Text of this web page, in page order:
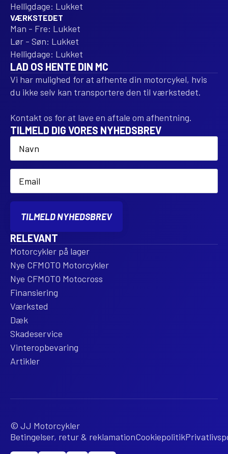
Helligdage: Lukket
VÆRKSTEDET
Man - Fre: Lukket
Lør - Søn: Lukket
Helligdage: Lukket
LAD OS HENTE DIN MC
Vi har mulighed for at afhente din motorcykel, hvis
du ikke selv kan transportere den til værkstedet.
Kontakt os for at lave en aftale om afhentning.
TILMELD DIG VORES NYHEDSBREV
Name
Email
TILMELD NYHEDSBREV
RELEVANT
Motorcykler på lager
Nye CFMOTO Motorcykler
Nye CFMOTO Motocross
Finansiering
Værksted
Dæk
Skadeservice
Vinteropbevaring
Artikler
© JJ Motorcykler
Betingelser, retur & reklamationCookiepolitik